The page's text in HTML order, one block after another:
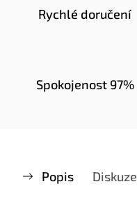
Rychlé doručení
Spokojenost 97%
Popis Diskuze